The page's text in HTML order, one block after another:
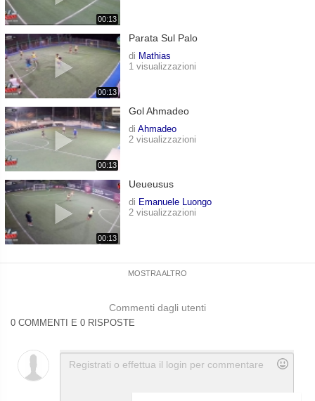
00:13
00:13
Parata Sul Palo
di Mathias
1 visualizzazioni
00:13
Gol Ahmadeo
di Ahmadeo
2 visualizzazioni
00:13
Ueueusus
di Emanuele Luongo
2 visualizzazioni
MOSTRA ALTRO
Commenti dagli utenti
0 COMMENTI E 0 RISPOSTE